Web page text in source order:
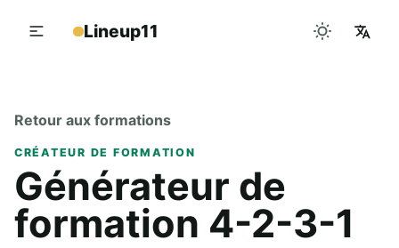
Lineup11
Retour aux formations
CRÉATEUR DE FORMATION
Générateur de
formation 4-2-3-1